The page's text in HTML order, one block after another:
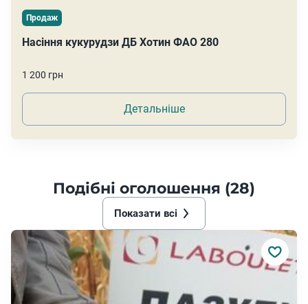
Продаж
Насіння кукурудзи ДБ Хотин ФАО 280
1 200 грн
Детальніше
Подібні оголошення (28)
Показати всі